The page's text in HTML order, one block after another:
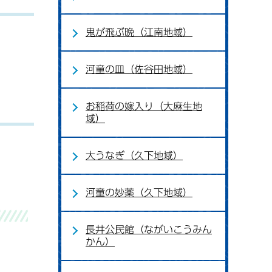
鬼が飛ぶ晩（江南地域）
河童の皿（佐谷田地域）
お稲荷の嫁入り（大麻生地
域）
大うなぎ（久下地域）
河童の妙薬（久下地域）
長井公民館（ながいこうみん
かん）